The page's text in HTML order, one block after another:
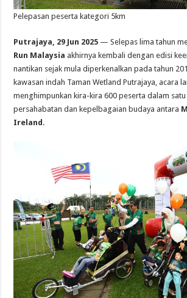
Pelepasan peserta kategori 5km
Putrajaya, 29 Jun 2025 — Selepas lima tahun
Run Malaysia akhirnya kembali dengan edisi
nantikan sejak mula diperkenalkan pada tahun
kawasan indah Taman Wetland Putrajaya, acara
menghimpunkan kira-kira 600 peserta dalam
persahabatan dan kepelbagaian budaya antara
Ireland.